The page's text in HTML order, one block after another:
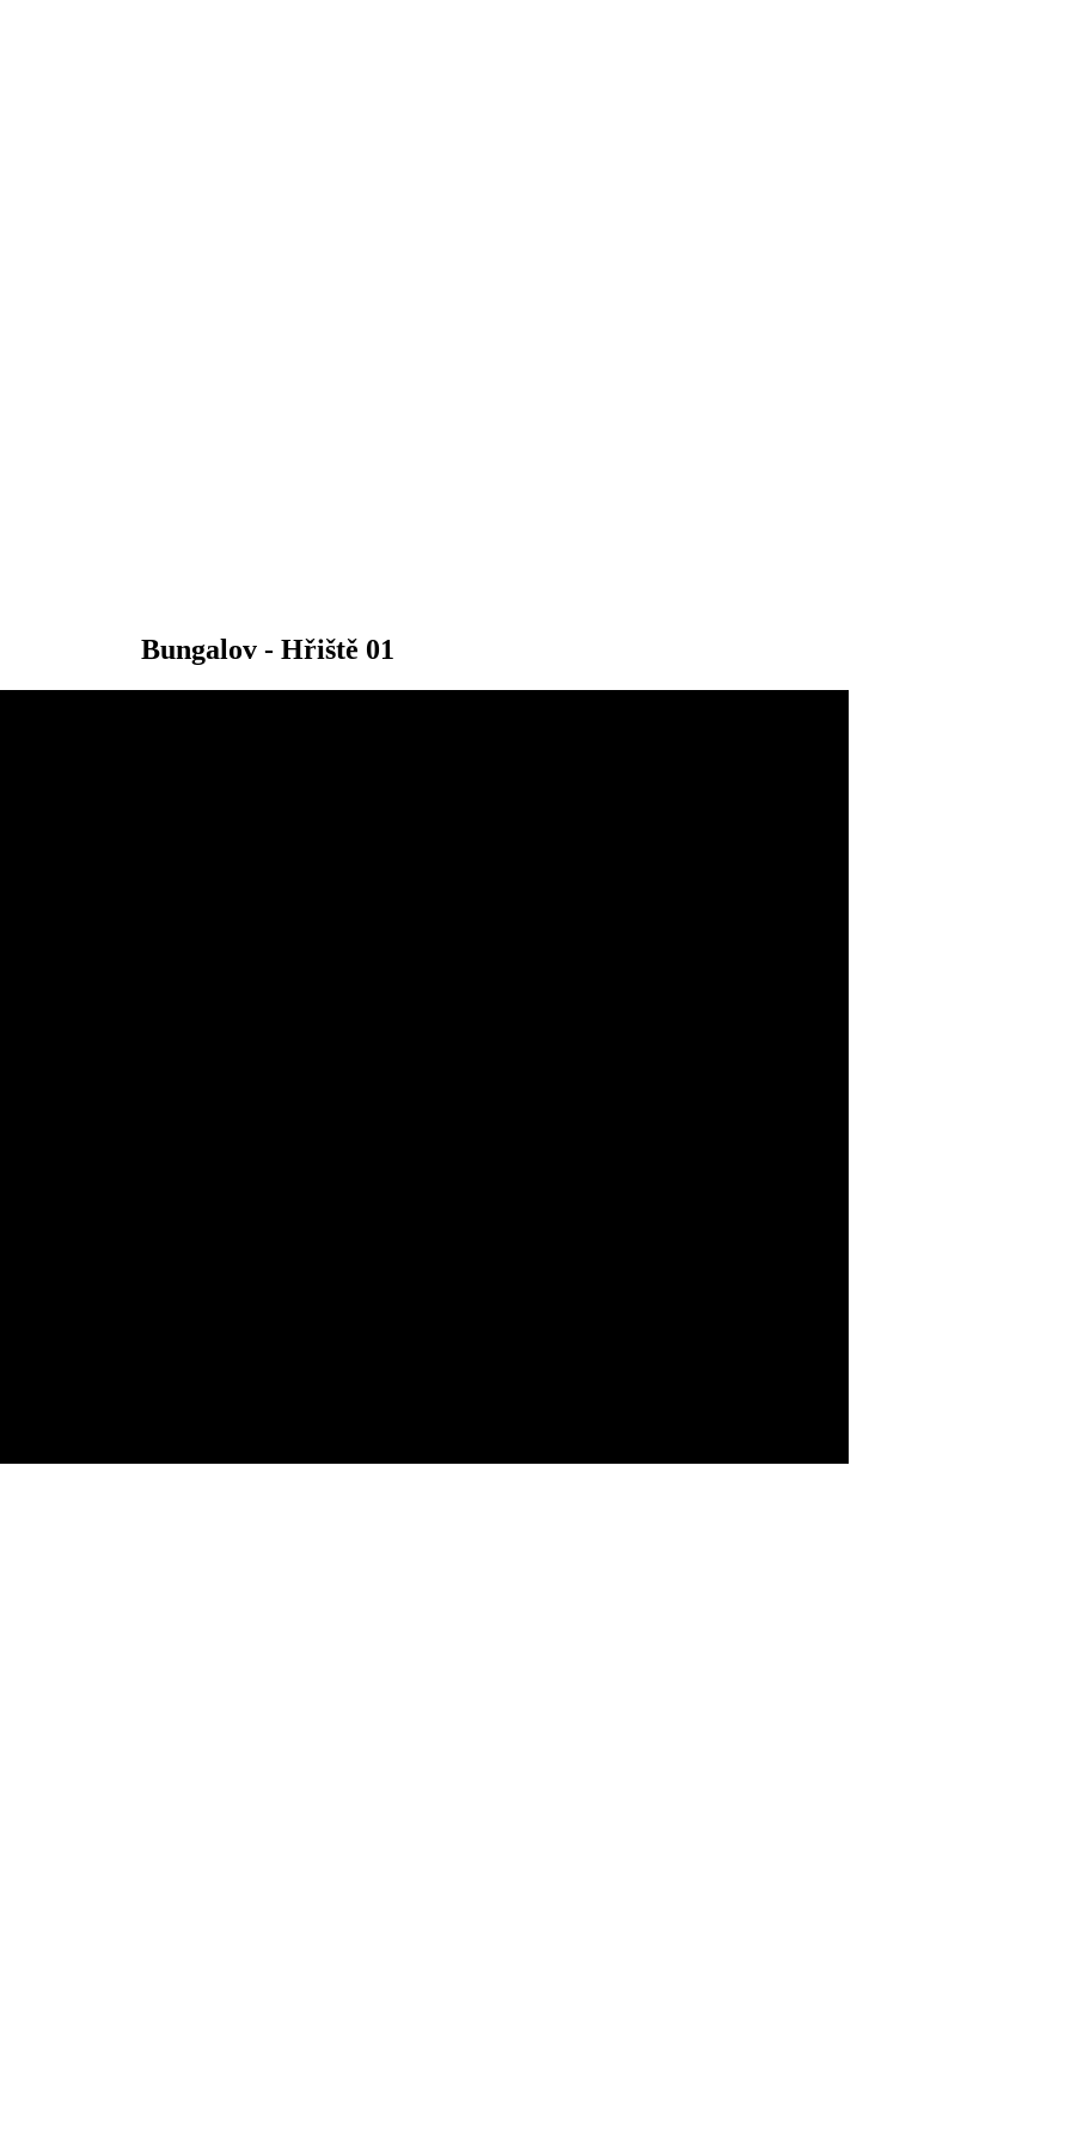
Bungalov - Hřiště 01